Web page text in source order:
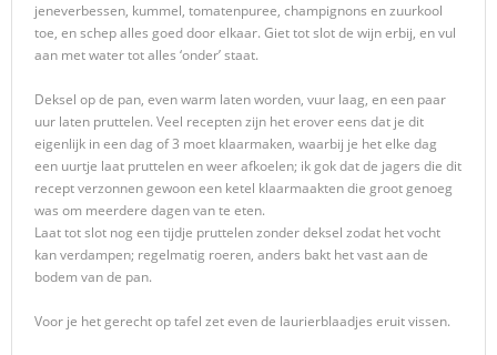
jeneverbessen, kummel, tomatenpuree, champignons en zuurkool
toe, en schep alles goed door elkaar. Giet tot slot de wijn erbij, en vul
aan met water tot alles ‘onder’ staat.
Deksel op de pan, even warm laten worden, vuur laag, en een paar
uur laten pruttelen. Veel recepten zijn het erover eens dat je dit
eigenlijk in een dag of 3 moet klaarmaken, waarbij je het elke dag
een uurtje laat pruttelen en weer afkoelen; ik gok dat de jagers die dit
recept verzonnen gewoon een ketel klaarmaakten die groot genoeg
was om meerdere dagen van te eten.
Laat tot slot nog een tijdje pruttelen zonder deksel zodat het vocht
kan verdampen; regelmatig roeren, anders bakt het vast aan de
bodem van de pan.
Voor je het gerecht op tafel zet even de laurierblaadjes eruit vissen.